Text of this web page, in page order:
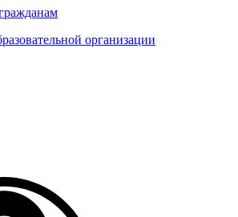
организации